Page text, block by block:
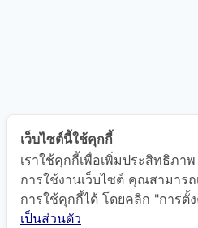
แผนที่นำทาง
เว็บไซต์นี้ใช้คุกกี้
เราใช้คุกกี้เพื่อเพิ่มประสิทธิภ
การใช้งานเว็บไซต์ คุณสามาร
การใช้คุกกี้ได้ โดยคลิก "การตั้
เป็นส่วนตัว